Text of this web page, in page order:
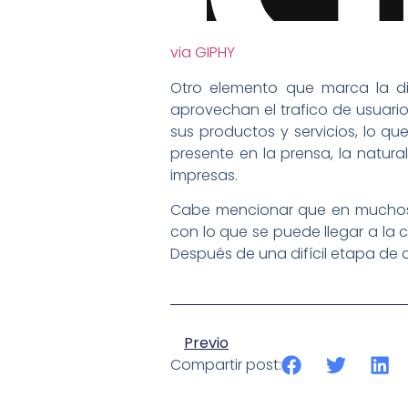
via GIPHY
Otro elemento que marca la
aprovechan el trafico de
sus productos y servicios, lo
presente en la prensa, la
impresas.
Cabe mencionar que en
con lo que se puede llegar a la
Después de una difícil etapa
Previo
Compartir post: